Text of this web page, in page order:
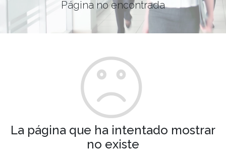
Página no encontrada
La página que ha intentado mostrar
no existe